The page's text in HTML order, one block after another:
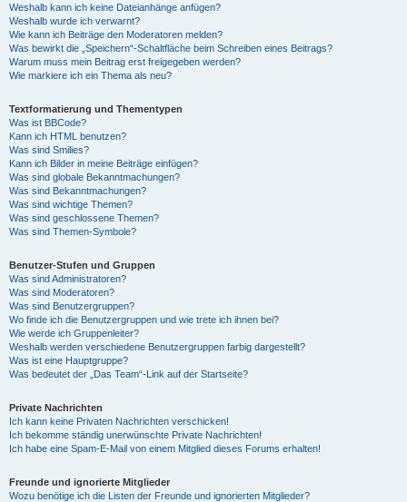
Weshalb kann ich keine Dateianhänge anfügen?
Weshalb wurde ich verwarnt?
Wie kann ich Beiträge den Moderatoren melden?
Was bewirkt die „Speichern“-Schaltfläche beim Schreiben eines Beitrags?
Warum muss mein Beitrag erst freigegeben werden?
Wie markiere ich ein Thema als neu?
Textformatierung und Thementypen
Was ist BBCode?
Kann ich HTML benutzen?
Was sind Smilies?
Kann ich Bilder in meine Beiträge einfügen?
Was sind globale Bekanntmachungen?
Was sind Bekanntmachungen?
Was sind wichtige Themen?
Was sind geschlossene Themen?
Was sind Themen-Symbole?
Benutzer-Stufen und Gruppen
Was sind Administratoren?
Was sind Moderatoren?
Was sind Benutzergruppen?
Wo finde ich die Benutzergruppen und wie trete ich ihnen bei?
Wie werde ich Gruppenleiter?
Weshalb werden verschiedene Benutzergruppen farbig dargestellt?
Was ist eine Hauptgruppe?
Was bedeutet der „Das Team“-Link auf der Startseite?
Private Nachrichten
Ich kann keine Privaten Nachrichten verschicken!
Ich bekomme ständig unerwünschte Private Nachrichten!
Ich habe eine Spam-E-Mail von einem Mitglied dieses Forums erhalten!
Freunde und ignorierte Mitglieder
Wozu benötige ich die Listen der Freunde und ignorierten Mitglieder?